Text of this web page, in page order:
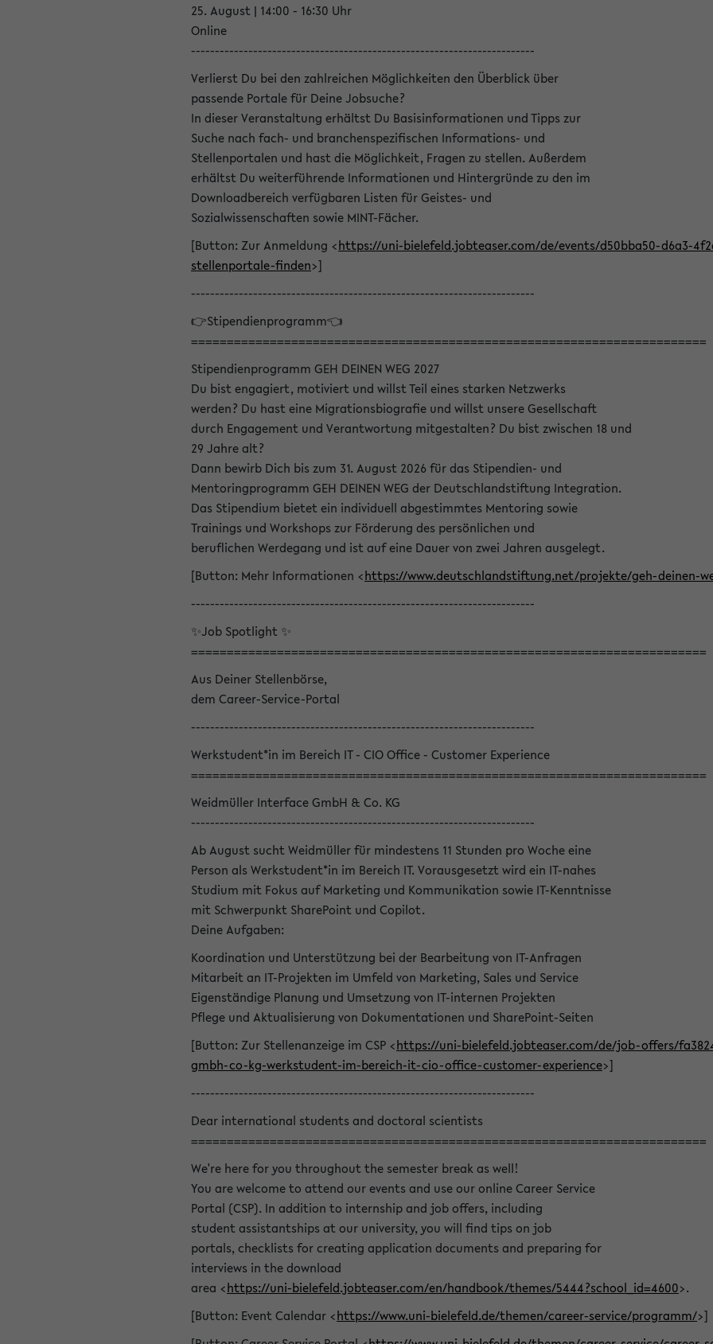
25. August | 14:00 - 16:30 Uhr
Online
------------------------------------------------------------------------
Verlierst Du bei den zahlreichen Möglichkeiten den Überblick über
passende Portale für Deine Jobsuche?
In dieser Veranstaltung erhältst Du Basisinformationen und Tipps zur
Suche nach fach- und branchenspezifischen Informations- und
Stellenportalen und hast die Möglichkeit, Fragen zu stellen. Außerdem
erhältst Du weiterführende Informationen und Hintergründe zu den im
Downloadbereich verfügbaren Listen für Geistes- und
Sozialwissenschaften sowie MINT-Fächer.
[Button: Zur Anmeldung <https://uni-bielefeld.jobteaser.com/de/events/d50bba50-d6a3-
stellenportale-finden>]
------------------------------------------------------------------------
👉Stipendienprogramm👈
========================================================================
Stipendienprogramm GEH DEINEN WEG 2027
Du bist engagiert, motiviert und willst Teil eines starken Netzwerks
werden? Du hast eine Migrationsbiografie und willst unsere Gesellschaft
durch Engagement und Verantwortung mitgestalten? Du bist zwischen 18 und
29 Jahre alt?
Dann bewirb Dich bis zum 31. August 2026 für das Stipendien- und
Mentoringprogramm GEH DEINEN WEG der Deutschlandstiftung Integration.
Das Stipendium bietet ein individuell abgestimmtes Mentoring sowie
Trainings und Workshops zur Förderung des persönlichen und
beruflichen Werdegang und ist auf eine Dauer von zwei Jahren ausgelegt.
[Button: Mehr Informationen <https://www.deutschlandstiftung.net/projekte/geh-deinen-
------------------------------------------------------------------------
✨Job Spotlight ✨
========================================================================
Aus Deiner Stellenbörse,
dem Career-Service-Portal
------------------------------------------------------------------------
Werkstudent*in im Bereich IT - CIO Office - Customer Experience
========================================================================
Weidmüller Interface GmbH & Co. KG
------------------------------------------------------------------------
Ab August sucht Weidmüller für mindestens 11 Stunden pro Woche eine
Person als Werkstudent*in im Bereich IT. Vorausgesetzt wird ein IT-nahes
Studium mit Fokus auf Marketing und Kommunikation sowie IT-Kenntnisse
mit Schwerpunkt SharePoint und Copilot.
Deine Aufgaben:
Koordination und Unterstützung bei der Bearbeitung von IT-Anfragen
Mitarbeit an IT-Projekten im Umfeld von Marketing, Sales und Service
Eigenständige Planung und Umsetzung von IT-internen Projekten
Pflege und Aktualisierung von Dokumentationen und SharePoint-Seiten
[Button: Zur Stellenanzeige im CSP <https://uni-bielefeld.jobteaser.com/de/job-offers/
gmbh-co-kg-werkstudent-im-bereich-it-cio-office-customer-experience>]
------------------------------------------------------------------------
Dear international students and doctoral scientists
========================================================================
We're here for you throughout the semester break as well!
You are welcome to attend our events and use our online Career Service
Portal (CSP). In addition to internship and job offers, including
student assistantships at our university, you will find tips on job
portals, checklists for creating application documents and preparing for
interviews in the download
area <https://uni-bielefeld.jobteaser.com/en/handbook/themes/5444?school_id=4600>.
[Button: Event Calendar <https://www.uni-bielefeld.de/themen/career-service/programm/>]